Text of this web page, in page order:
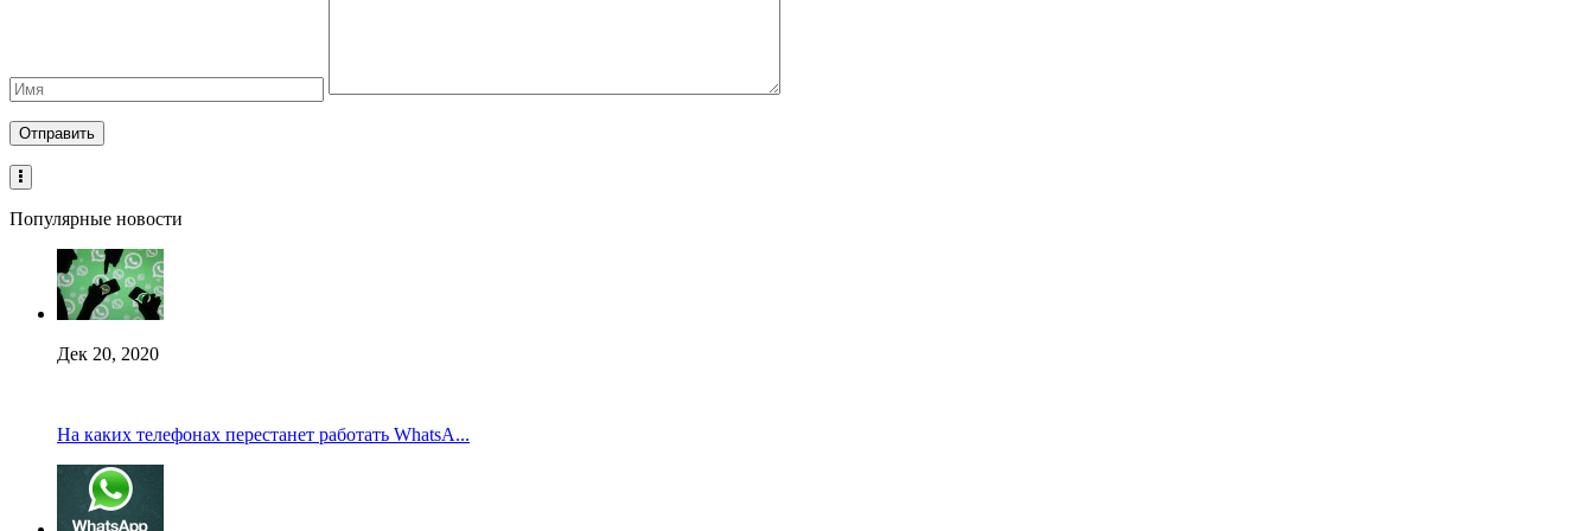
Популярные новости
Дек 20, 2020
На каких телефонах перестанет работать WhatsA...